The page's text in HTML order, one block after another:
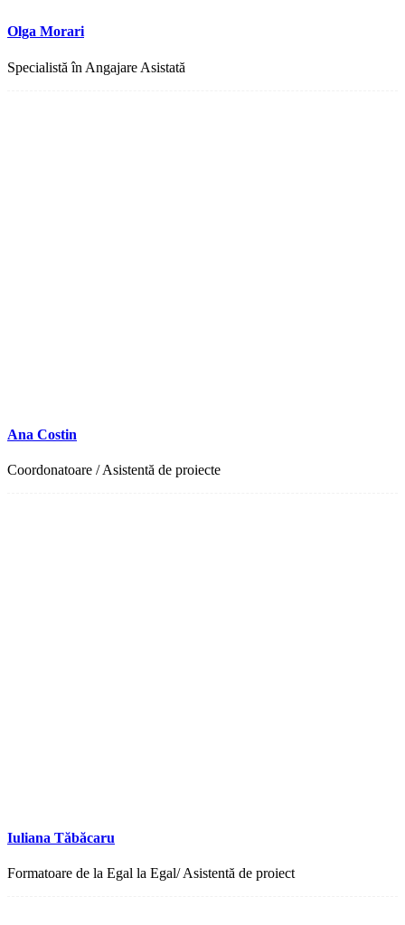
Olga Morari
Specialistă în Angajare Asistată
Ana Costin
Coordonatoare / Asistentă de proiecte
Iuliana Tăbăcaru
Formatoare de la Egal la Egal/ Asistentă de proiect